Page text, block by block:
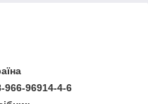
966-96914-4-6